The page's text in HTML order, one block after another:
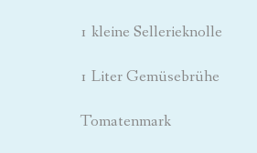
1 kleine Sellerieknolle
1 Liter Gemüsebrühe
Tomatenmark